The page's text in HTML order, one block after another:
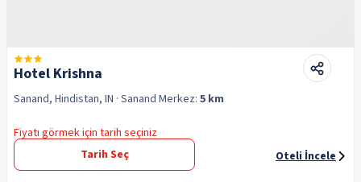
Hotel Krishna
Sanand, Hindistan, IN · Sanand Merkez: 5 km
Fiyatı görmek için tarih seçiniz
Tarih Seç
Oteli İncele